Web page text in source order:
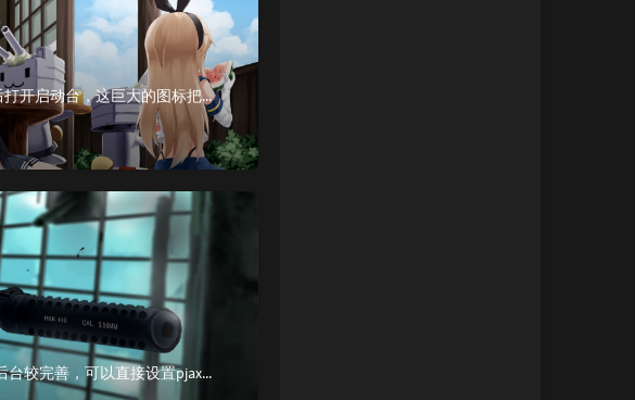
问题描述博主最近装了一台黑苹果，过程比较顺利，进入到桌面后打开启动台，这巨大的图标把我惊呆了（4K27寸）博主估算了下，等把软件都装好后，估计启动台得四五页。。。解决办法其实可以通过调整Laun...
解决方法注意，本人使用的是handsome主题自带的pjax功能，其后台较完善，可以直接设置pjax完成回调事件非handsome主题用户可以看后文改文件配置法参照自己情况进行修改打开后台外观设...